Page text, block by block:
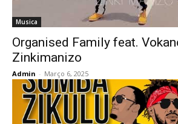
Musica
Organised Family feat.
Zinkimanizo
Admin - Março 6, 2025